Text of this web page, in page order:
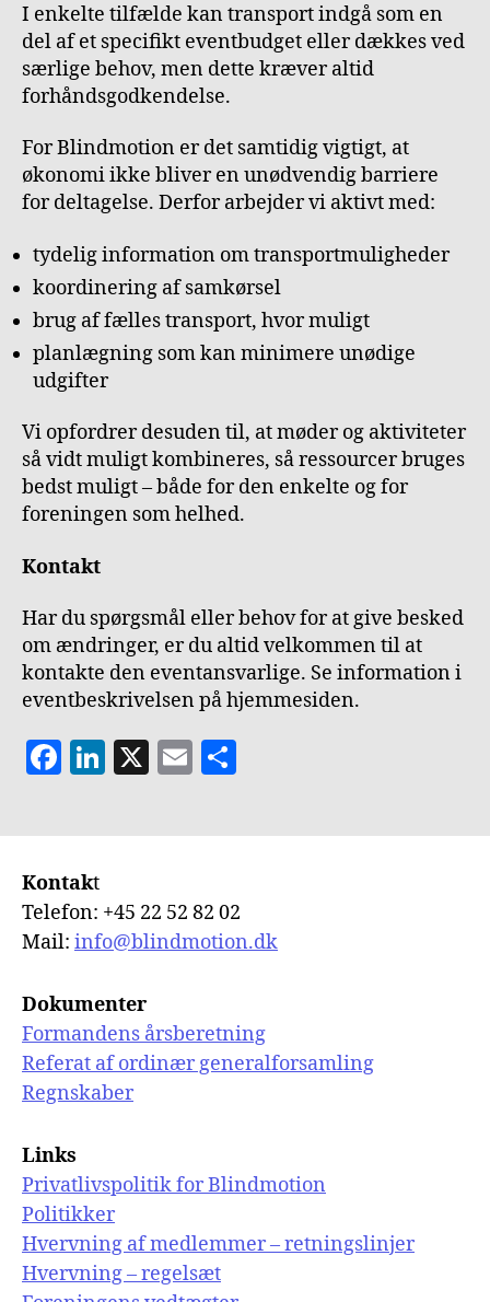
I enkelte tilfælde kan transport indgå som en
del af et specifikt eventbudget eller dækkes ved
særlige behov, men dette kræver altid
forhåndsgodkendelse.
For Blindmotion er det samtidig vigtigt, at
økonomi ikke bliver en unødvendig barriere
for deltagelse. Derfor arbejder vi aktivt med:
tydelig information om transportmuligheder
koordinering af samkørsel
brug af fælles transport, hvor muligt
planlægning som kan minimere unødige
udgifter
Vi opfordrer desuden til, at møder og aktiviteter
så vidt muligt kombineres, så ressourcer bruges
bedst muligt – både for den enkelte og for
foreningen som helhed.
Kontakt
Har du spørgsmål eller behov for at give besked
om ændringer, er du altid velkommen til at
kontakte den eventansvarlige. Se information i
eventbeskrivelsen på hjemmesiden.
F
c
b
o
k
Li
k
dI
n
X
E
ai a
Kontakt
Telefon: +45 22 52 82 02
Mail: info@blindmotion.dk
Dokumenter
Formandens årsberetning
Referat af ordinær generalforsamling
Regnskaber
Links
Privatlivspolitik for Blindmotion
Politikker
Hvervning af medlemmer – retningslinjer
Hvervning – regelsæt